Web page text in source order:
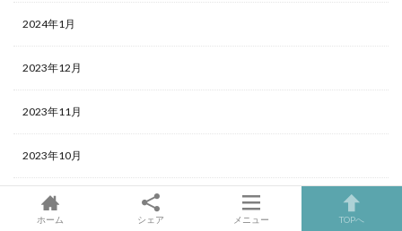
2024年1月
2023年12月
2023年11月
2023年10月
2023年9月
ホーム シェア メニュー TOPへ